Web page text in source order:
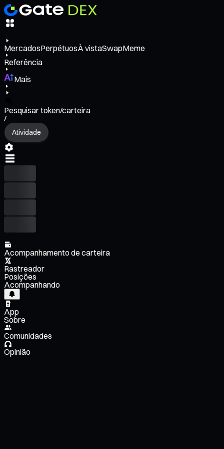
MercadosPerpétuosÀ vistaSwapMeme
Referência
Mais
Pesquisar token/carteira
/
Atividade
Acompanhamento de carteira
Rastreador
Posições
Acompanhando
App
Sobre
Comunidades
Opinião